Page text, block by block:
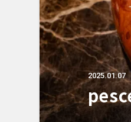
2025.01.07